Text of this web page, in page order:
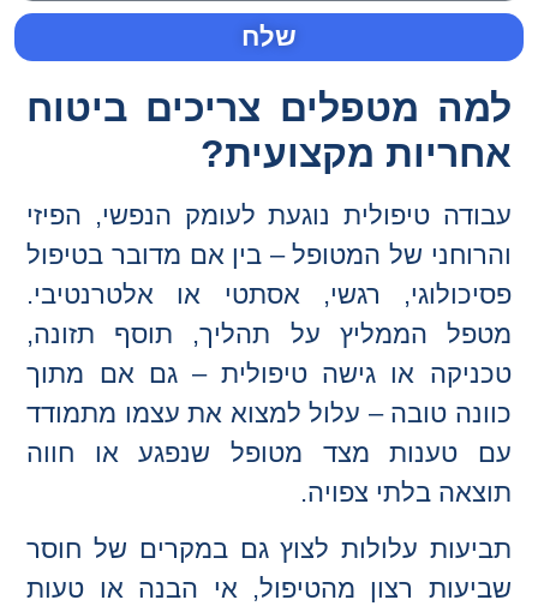
שלח
למה מטפלים צריכים ביטוח
אחריות מקצועית?
עבודה טיפולית נוגעת לעומק הנפשי, הפיזי
והרוחני של המטופל – בין אם מדובר בטיפול
פסיכולוגי, רגשי, אסתטי או אלטרנטיבי.
מטפל הממליץ על תהליך, תוסף תזונה,
טכניקה או גישה טיפולית – גם אם מתוך
כוונה טובה – עלול למצוא את עצמו מתמודד
עם טענות מצד מטופל שנפגע או חווה
תוצאה בלתי צפויה.
תביעות עלולות לצוץ גם במקרים של חוסר
שביעות רצון מהטיפול, אי הבנה או טעות